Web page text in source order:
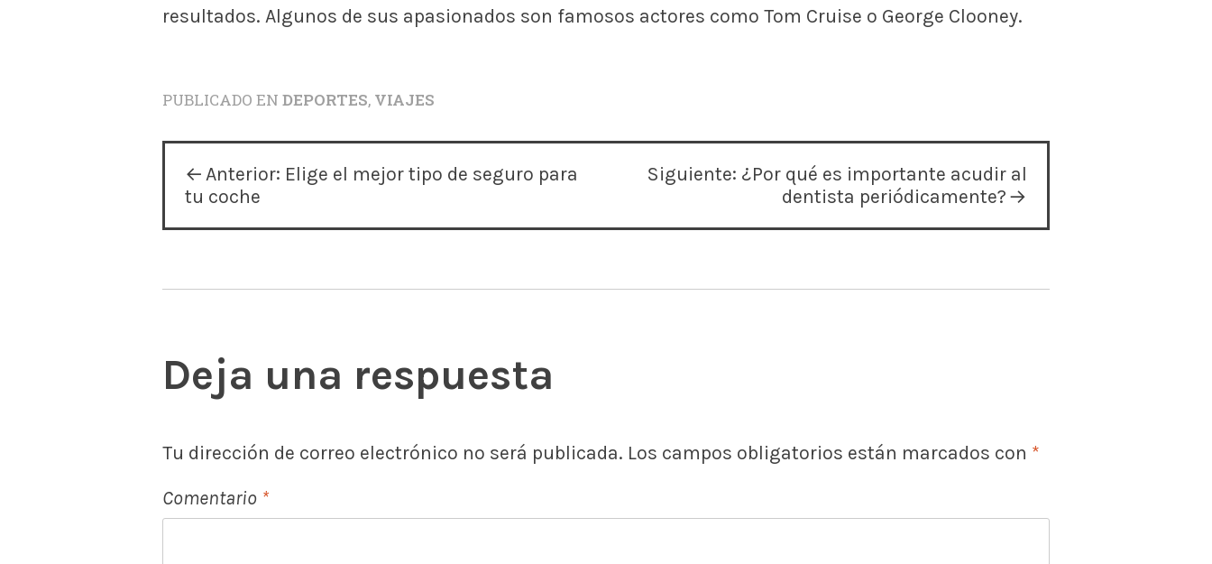
resultados. Algunos de sus apasionados son famosos actores como Tom Cruise o George Clooney.
PUBLICADO EN DEPORTES, VIAJES
N
a
v
g
a
c
Anterior: Elige el mejor tipo de seguro para
tu coche
Siguiente: ¿Por qué es importante acudir al
dentista periódicamente?
Deja una respuesta
Tu dirección de correo electrónico no será publicada. Los campos obligatorios están marcados con *
Comentario *